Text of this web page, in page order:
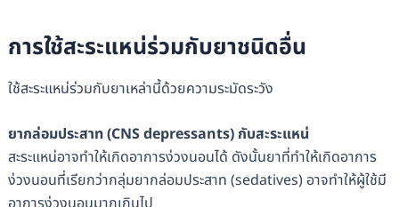
การใช้สะระแหน่ร่วมกับยาชนิดอื่น
ใช้สะระแหน่ร่วมกับยาเหล่านี้ด้วยความระมัดระวัง
ยากล่อมประสาท(CNS depressants) กับสะระแหน่
สะระแหน่อาจทำให้เกิดอาการง่วงนอนได้ ดังนั้นยาที่ทำให้เกิดอาการ
ง่วงนอนที่เรียกว่ากลุ่มยากล่อมประสาท (sedatives) อาจทำให้ผู้ใช้มี